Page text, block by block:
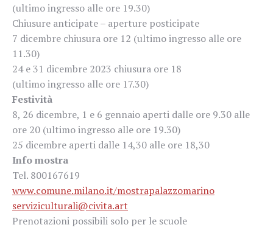
(ultimo ingresso alle ore 19.30)
Chiusure anticipate – aperture posticipate
7 dicembre chiusura ore 12 (ultimo ingresso alle ore
11.30)
24 e 31 dicembre 2023 chiusura ore 18
(ultimo ingresso alle ore 17.30)
Festività
8, 26 dicembre, 1 e 6 gennaio aperti dalle ore 9.30 alle
ore 20 (ultimo ingresso alle ore 19.30)
25 dicembre aperti dalle 14,30 alle ore 18,30
Info mostra
Tel. 800167619
www.comune.milano.it/mostrapalazzomarino
serviziculturali@civita.art
Prenotazioni possibili solo per le scuole